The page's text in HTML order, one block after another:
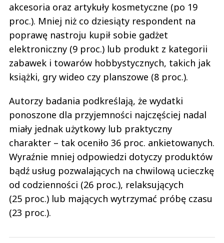
akcesoria oraz artykuły kosmetyczne (po 19
proc.). Mniej niż co dziesiąty respondent na
poprawę nastroju kupił sobie gadżet
elektroniczny (9 proc.) lub produkt z kategorii
zabawek i towarów hobbystycznych, takich jak
książki, gry wideo czy planszowe (8 proc.).
Autorzy badania podkreślają, że wydatki
ponoszone dla przyjemności najczęściej nadal
miały jednak użytkowy lub praktyczny
charakter – tak oceniło 36 proc. ankietowanych.
Wyraźnie mniej odpowiedzi dotyczy produktów
bądź usług pozwalających na chwilową ucieczkę
od codzienności (26 proc.), relaksujących
(25 proc.) lub mających wytrzymać próbę czasu
(23 proc.).